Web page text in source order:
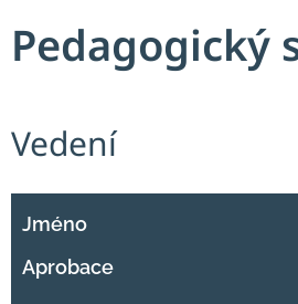
Pedagogický
Vedení
Jméno
Aprobace